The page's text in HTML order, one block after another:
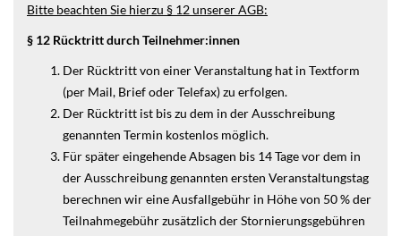
Bitte beachten Sie hierzu § 12 unserer AGB:
§ 12 Rücktritt durch Teilnehmer:innen
Der Rücktritt von einer Veranstaltung hat in Textform
(per Mail, Brief oder Telefax) zu erfolgen.
Der Rücktritt ist bis zu dem in der Ausschreibung
genannten Termin kostenlos möglich.
Für später eingehende Absagen bis 14 Tage vor dem in
der Ausschreibung genannten ersten Veranstaltungstag
berechnen wir eine Ausfallgebühr in Höhe von 50 % der
Teilnahmegebühr zusätzlich der Stornierungsgebühren